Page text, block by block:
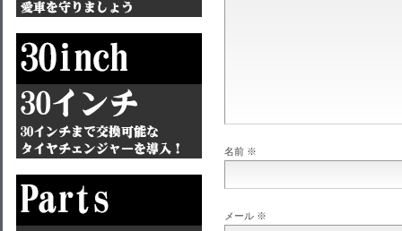
名前 ※
メール ※